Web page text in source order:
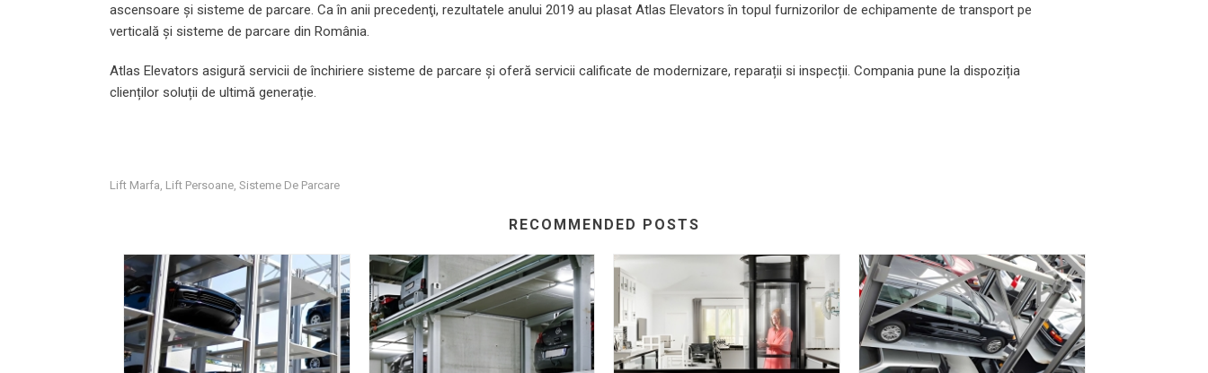
ascensoare și sisteme de parcare. Ca în anii precedenţi, rezultatele anului 2019 au plasat Atlas Elevators în topul furnizorilor de echipamente de transport pe
verticală și sisteme de parcare din România.
Atlas Elevators asigură servicii de închiriere sisteme de parcare şi oferă servicii calificate de modernizare, reparații si inspecții. Compania pune la dispoziția
clienților soluții de ultimă generație.
Lift Marfa Lift Persoane Sisteme De Parcare
RECOMMENDED POSTS